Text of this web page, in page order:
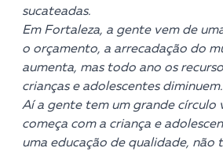
sucateadas.
Em Fortaleza, a gente vem de
o orçamento, a arrecadação do
aumenta, mas todo ano os
crianças e adolescentes diminuem.
Aí a gente tem um grande círculo
começa com a criança e
uma educação de qualidade, não